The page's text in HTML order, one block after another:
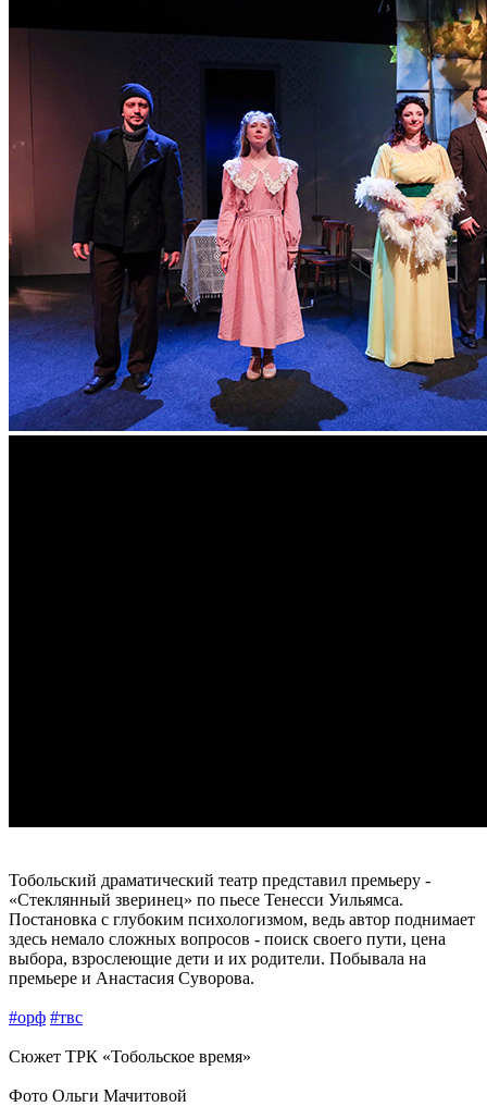
Тобольский драматический театр представил премьеру -
«Стеклянный зверинец» по пьесе Тенесси Уильямса.
Постановка с глубоким психологизмом, ведь автор поднимает
здесь немало сложных вопросов - поиск своего пути, цена
выбора, взрослеющие дети и их родители. Побывала на
премьере и Анастасия Суворова.
#орф #твс
Сюжет ТРК «Тобольское время»
Фото Ольги Мачитовой